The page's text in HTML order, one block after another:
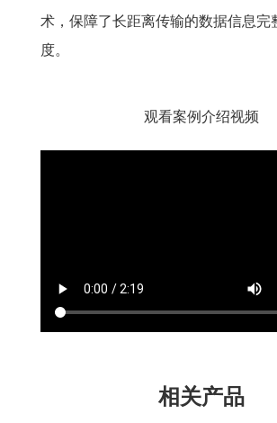
术，保障了长距离传输的数据信息完
度。
观看案例介绍视频
相关产品